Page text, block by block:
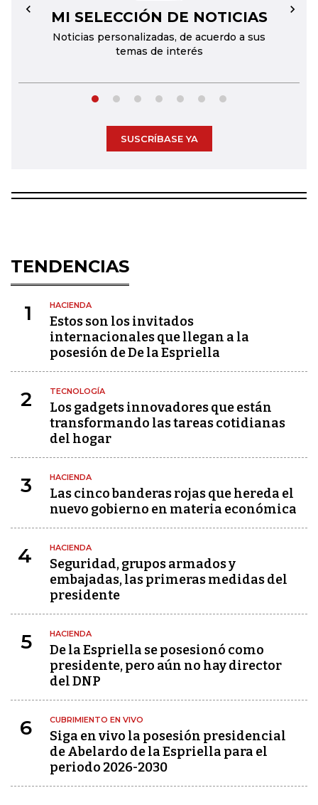
MI SELECCIÓN DE NOTICIAS
Noticias personalizadas, de acuerdo a sus
temas de interés
← →
SUSCRÍBASE YA
TENDENCIAS
1 HACIENDA
Estos son los invitados
internacionales que llegan a la
posesión de De la Espriella
2 TECNOLOGÍA
Los gadgets innovadores que están
transformando las tareas cotidianas
del hogar
3 HACIENDA
Las cinco banderas rojas que hereda el
nuevo gobierno en materia económica
4 HACIENDA
Seguridad, grupos armados y
embajadas, las primeras medidas del
presidente
5 HACIENDA
De la Espriella se posesionó como
presidente, pero aún no hay director
del DNP
6 CUBRIMIENTO EN VIVO
Siga en vivo la posesión presidencial
de Abelardo de la Espriella para el
periodo 2026-2030